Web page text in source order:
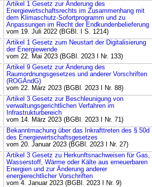
Artikel 1 Gesetz zur Änderung des
Energiewirtschaftsrechts im Zusammenhang mit
dem Klimaschutz-Sofortprogramm und zu
Anpassungen im Recht der Endkundenbelieferung
vom 19. Juli 2022 (BGBl. I S. 1214)
Artikel 1 Gesetz zum Neustart der Digitalisierung
der Energiewende
vom 22. Mai 2023 (BGBl. 2023 I Nr. 133)
Artikel 9 Gesetz zur Änderung des
Raumordnungsgesetzes und anderer Vorschriften
(ROGÄndG)
vom 22. März 2023 (BGBl. 2023 I Nr. 88)
Artikel 3 Gesetz zur Beschleunigung von
verwaltungsgerichtlichen Verfahren im
Infrastrukturbereich
vom 14. März 2023 (BGBl. 2023 I Nr. 71)
Bekanntmachung über das Inkrafttreten des § 50d
des Energiewirtschaftsgesetzes
vom 20. Januar 2023 (BGBl. 2023 I Nr. 27)
Artikel 3 Gesetz zu Herkunftsnachweisen für Gas,
Wasserstoff, Wärme oder Kälte aus erneuerbaren
Energien und zur Änderung anderer
energierechtlicher Vorschriften
vom 4. Januar 2023 (BGBl. 2023 I Nr. 9)